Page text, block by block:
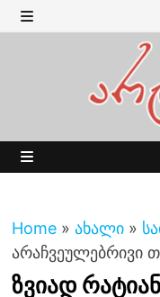
Skip
to MENU
Home » ახალი »
არაჩვეულებრივი
ზვიად